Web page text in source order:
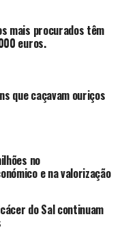
mais procurados têm
euros.
que caçavam ouriços
no
e na valorização
do Sal continuam